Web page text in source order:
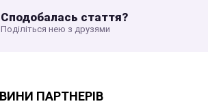
Сподобалась стаття?
Поділіться нею з друзями